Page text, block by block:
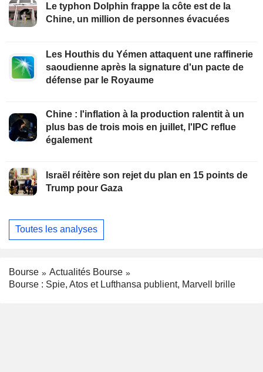
Le typhon Dolphin frappe la côte est de la
Chine, un million de personnes évacuées
Les Houthis du Yémen attaquent une raffinerie
saoudienne après la signature d'un pacte de
défense par le Royaume
Chine : l'inflation à la production ralentit à un
plus bas de trois mois en juillet, l'IPC reflue
également
Israël réitère son rejet du plan en 15 points de
Trump pour Gaza
Toutes les analyses
Bourse
Actualités Bourse
Bourse : Spie, Atos et Lufthansa publient, Marvell brille